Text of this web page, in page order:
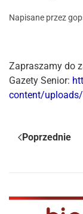
Napisane przez
Zapraszamy do
Gazety Senior:
content/
Poprzednie